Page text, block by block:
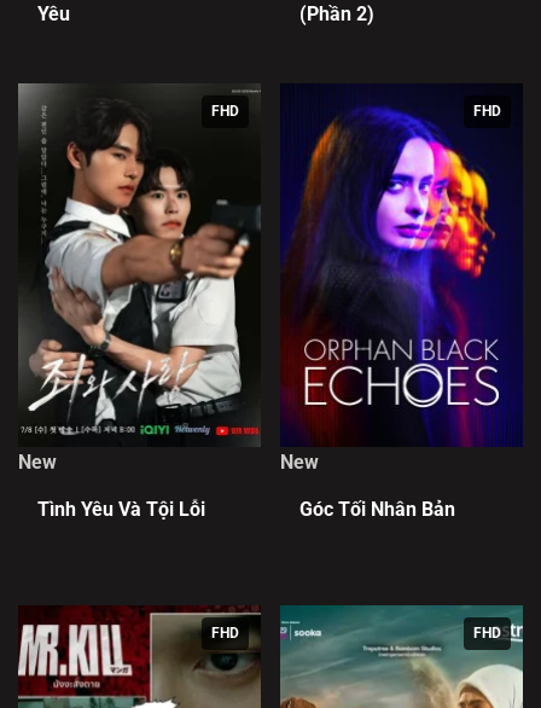
Yêu
(Phần 2)
FHD
New
Tình Yêu Và Tội Lỗi
FHD
New
Góc Tối Nhân Bản
FHD FHD